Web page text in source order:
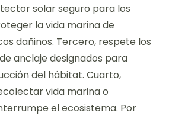
solar seguro para los
la vida marina de
dañinos. Tercero, respete los
anclaje designados para
del hábitat. Cuarto,
vida marina o
el ecosistema. Por